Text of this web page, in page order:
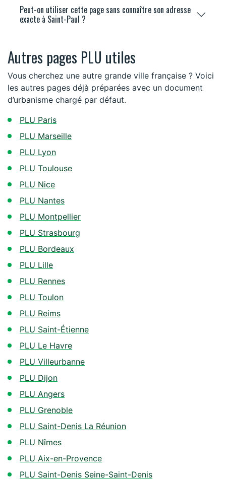
Peut-on utiliser cette page sans connaître son adresse
exacte à Saint-Paul ?
Autres pages PLU utiles
Vous cherchez une autre grande ville française ? Voici
les autres pages déjà préparées avec un document
d’urbanisme chargé par défaut.
PLU Paris
PLU Marseille
PLU Lyon
PLU Toulouse
PLU Nice
PLU Nantes
PLU Montpellier
PLU Strasbourg
PLU Bordeaux
PLU Lille
PLU Rennes
PLU Toulon
PLU Reims
PLU Saint-Étienne
PLU Le Havre
PLU Villeurbanne
PLU Dijon
PLU Angers
PLU Grenoble
PLU Saint-Denis La Réunion
PLU Nîmes
PLU Aix-en-Provence
PLU Saint-Denis Seine-Saint-Denis